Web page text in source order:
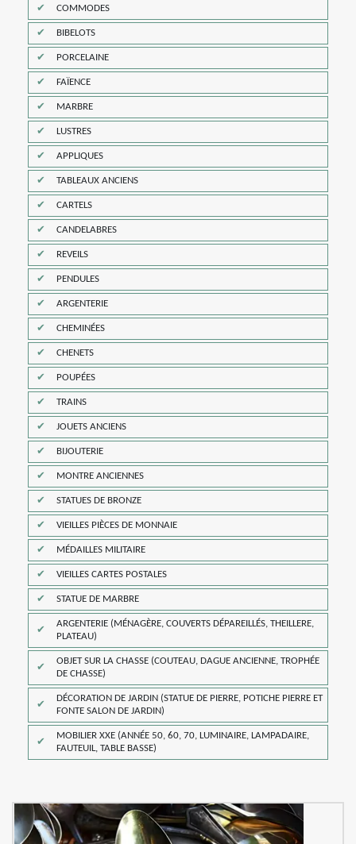
COMMODES
BIBELOTS
PORCELAINE
FAÏENCE
MARBRE
LUSTRES
APPLIQUES
TABLEAUX ANCIENS
CARTELS
CANDELABRES
REVEILS
PENDULES
ARGENTERIE
CHEMINÉES
CHENETS
POUPÉES
TRAINS
JOUETS ANCIENS
BIJOUTERIE
MONTRE ANCIENNES
STATUES DE BRONZE
VIEILLES PIÈCES DE MONNAIE
MÉDAILLES MILITAIRE
VIEILLES CARTES POSTALES
STATUE DE MARBRE
ARGENTERIE (MÉNAGÈRE, COUVERTS DÉPAREILLÉS, THEILLERE,
PLATEAU)
OBJET SUR LA CHASSE (COUTEAU, DAGUE ANCIENNE, TROPHÉE
DE CHASSE)
DÉCORATION DE JARDIN (STATUE DE PIERRE, POTICHE PIERRE ET
FONTE SALON DE JARDIN)
MOBILIER XXE (ANNÉE 50, 60, 70, LUMINAIRE, LAMPADAIRE,
FAUTEUIL, TABLE BASSE)